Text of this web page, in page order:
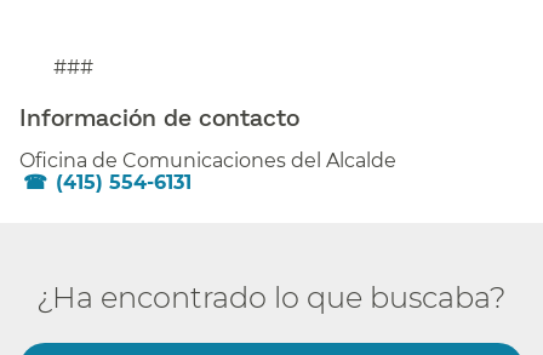
###
Información de contacto​​
Oficina de Comunicaciones del Alcalde​​
(415) 554-6131
¿Ha encontrado lo que buscaba?​​